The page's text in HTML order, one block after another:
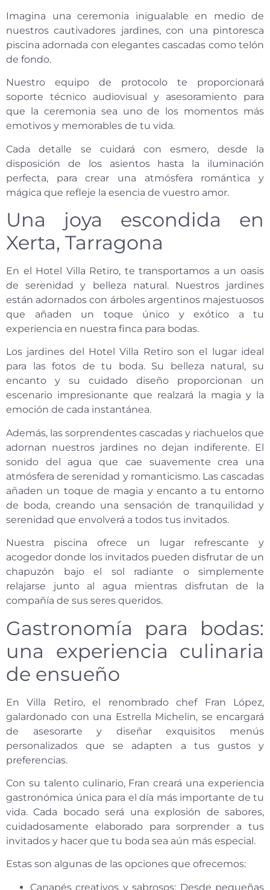
Imagina una ceremonia inigualable en medio de
nuestros cautivadores jardines, con una pintoresca
piscina adornada con elegantes cascadas como telón
de fondo.
Nuestro equipo de protocolo te proporcionará
soporte técnico audiovisual y asesoramiento para
que la ceremonia sea uno de los momentos más
emotivos y memorables de tu vida.
Cada detalle se cuidará con esmero, desde la
disposición de los asientos hasta la iluminación
perfecta, para crear una atmósfera romántica y
mágica que refleje la esencia de vuestro amor.
Una joya escondida en
Xerta, Tarragona
En el Hotel Villa Retiro, te transportamos a un oasis
de serenidad y belleza natural. Nuestros jardines
están adornados con árboles argentinos majestuosos
que añaden un toque único y exótico a tu
experiencia en nuestra finca para bodas.
Los jardines del Hotel Villa Retiro son el lugar ideal
para las fotos de tu boda. Su belleza natural, su
encanto y su cuidado diseño proporcionan un
escenario impresionante que realzará la magia y la
emoción de cada instantánea.
Además, las sorprendentes cascadas y riachuelos que
adornan nuestros jardines no dejan indiferente. El
sonido del agua que cae suavemente crea una
atmósfera de serenidad y romanticismo. Las cascadas
añaden un toque de magia y encanto a tu entorno
de boda, creando una sensación de tranquilidad y
serenidad que envolverá a todos tus invitados.
Nuestra piscina ofrece un lugar refrescante y
acogedor donde los invitados pueden disfrutar de un
chapuzón bajo el sol radiante o simplemente
relajarse junto al agua mientras disfrutan de la
compañía de sus seres queridos.
Gastronomía para bodas:
una experiencia culinaria
de ensueño
En Villa Retiro, el renombrado chef Fran López,
galardonado con una Estrella Michelin, se encargará
de asesorarte y diseñar exquisitos menús
personalizados que se adapten a tus gustos y
preferencias.
Con su talento culinario, Fran creará una experiencia
gastronómica única para el día más importante de tu
vida. Cada bocado será una explosión de sabores,
cuidadosamente elaborado para sorprender a tus
invitados y hacer que tu boda sea aún más especial.
Estas son algunas de las opciones que ofrecemos:
Canapés creativos y sabrosos: Desde pequeñas